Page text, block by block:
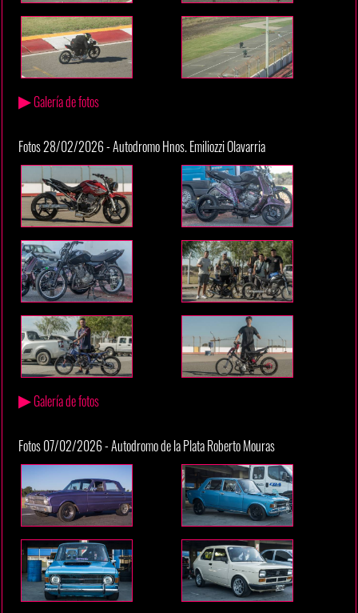
▶Galería de fotos
Fotos 28/02/2026 - Autodromo Hnos. Emiliozzi Olavarria
▶Galería de fotos
Fotos 07/02/2026 - Autodromo de la Plata Roberto Mouras